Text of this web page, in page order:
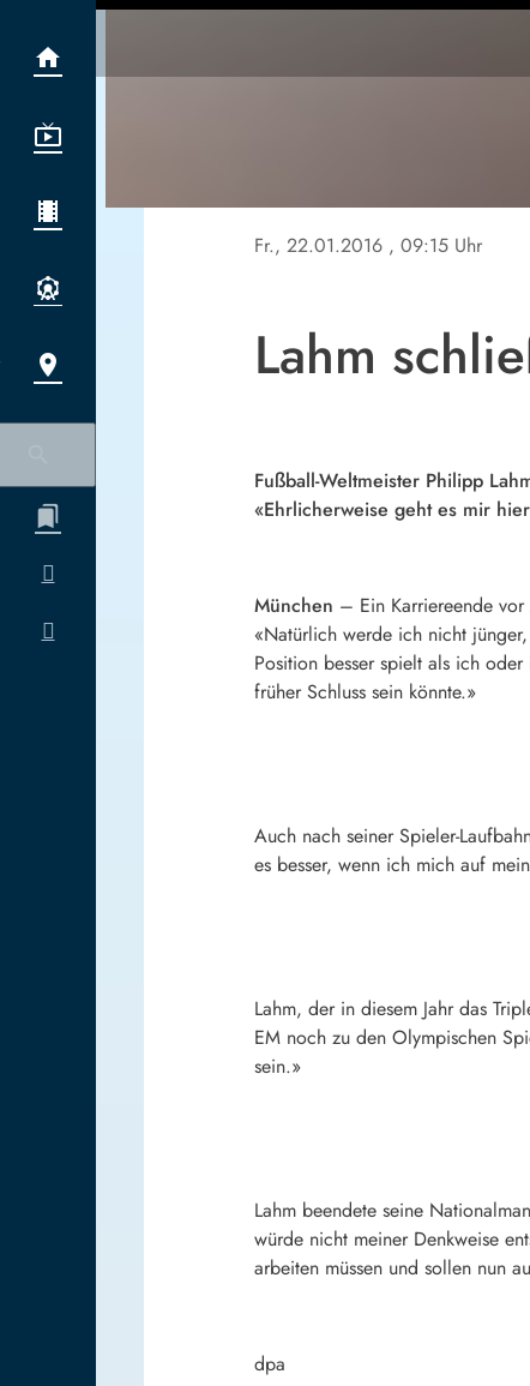
Fr., 22.01.2016 , 09:15 Uhr
Lahm
Fußball-Weltmeister Philipp
«Ehrlicherweise geht es mir
München – Ein Karriereende vor
«Natürlich werde ich nicht
Position besser spielt als ich
früher Schluss sein könnte.»
Auch nach seiner Spieler-
es besser, wenn ich mich auf
Lahm, der in diesem Jahr das
EM noch zu den Olympischen
sein.»
Lahm beendete seine
würde nicht meiner Denkweise
arbeiten müssen und sollen nun
dpa